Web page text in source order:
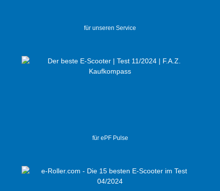
für unseren Service
für ePF Pulse